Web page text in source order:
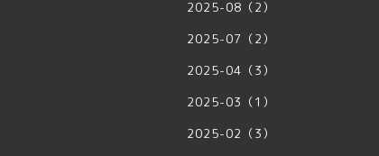
2025-08（2）
2025-07（2）
2025-04（3）
2025-03（1）
2025-02（3）